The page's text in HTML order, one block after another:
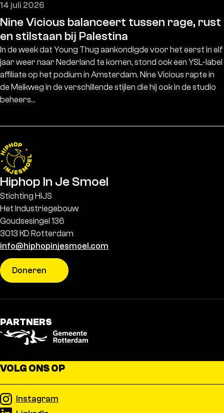
14 juli 2026
Nine Vicious balanceert tussen rage, rust
en stilstaan bij Palestina
In de week dat Young Thug aankondigde voor het eerst in elf
jaar weer naar Nederland te komen, stond ook een YSL-label
affiliate op het podium in Amsterdam. Nine Vicious rapte in
de Melkweg in de verschillende stijlen die hij ook in de studio
beheers…
Hiphop In Je Smoel
Stichting HIJS
Het Industriegebouw
Goudsesingel 136
3013 KD Rotterdam
info@hiphopinjesmoel.com
Doneren
PARTNERS
VOLG ONS OP
Instagram